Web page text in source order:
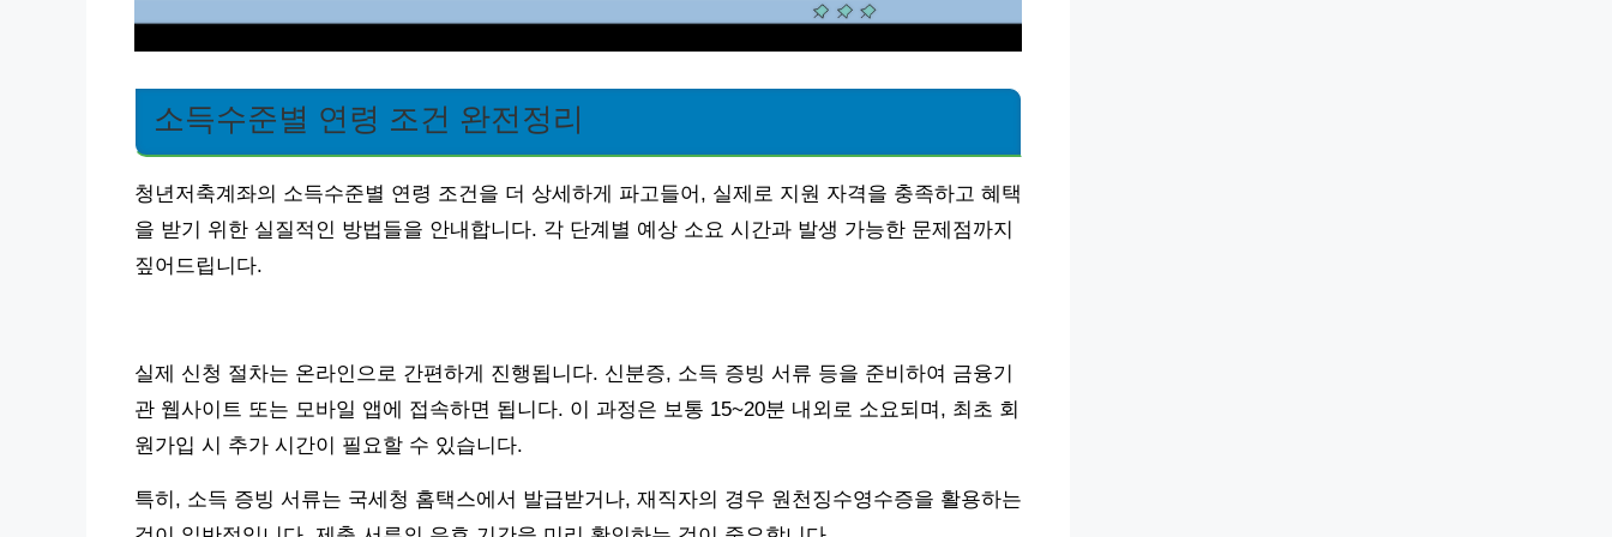
소득수준별 연령 조건 완전정리
청년저축계좌의 소득수준별 연령 조건을 더 상세하게 파고들어, 실제로 지원 자격을 충족하고 혜택
을 받기 위한 실질적인 방법들을 안내합니다. 각 단계별 예상 소요 시간과 발생 가능한 문제점까지
짚어드립니다.
실제 신청 절차는 온라인으로 간편하게 진행됩니다. 신분증, 소득 증빙 서류 등을 준비하여 금융기
관 웹사이트 또는 모바일 앱에 접속하면 됩니다. 이 과정은 보통 15~20분 내외로 소요되며, 최초 회
원가입 시 추가 시간이 필요할 수 있습니다.
특히, 소득 증빙 서류는 국세청 홈택스에서 발급받거나, 재직자의 경우 원천징수영수증을 활용하는